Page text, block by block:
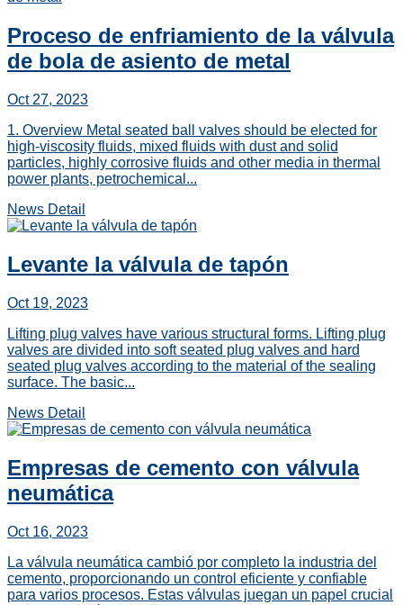
Proceso de enfriamiento de la válvula
de bola de asiento de metal
Oct 27, 2023
1. Overview Metal seated ball valves should be elected for
high-viscosity fluids, mixed fluids with dust and solid
particles, highly corrosive fluids and other media in thermal
power plants, petrochemical...
News Detail
Levante la válvula de tapón
Oct 19, 2023
Lifting plug valves have various structural forms. Lifting plug
valves are divided into soft seated plug valves and hard
seated plug valves according to the material of the sealing
surface. The basic...
News Detail
Empresas de cemento con válvula
neumática
Oct 16, 2023
La válvula neumática cambió por completo la industria del
cemento, proporcionando un control eficiente y confiable
para varios procesos. Estas válvulas juegan un papel crucial